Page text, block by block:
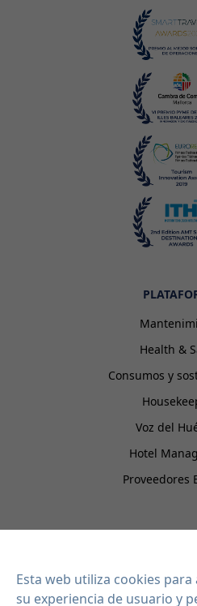
Health &
Consumos y
Voz del
Hotel
Proveedores
EISI
Contacto
Esta web utiliza cookies
su experiencia de usuario y